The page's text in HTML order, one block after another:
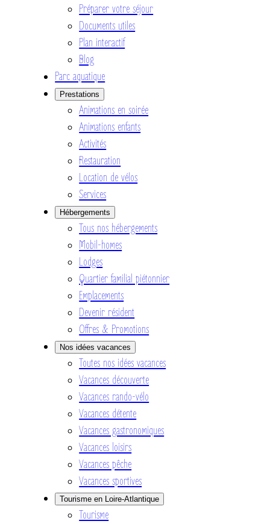
Préparer votre séjour
Documents utiles
Plan interactif
Blog
Parc aquatique
Prestations
Animations en soirée
Animations enfants
Activités
Restauration
Location de vélos
Services
Hébergements
Tous nos hébergements
Mobil-homes
Lodges
Quartier familial piétonnier
Emplacements
Devenir résident
Offres & Promotions
Nos idées vacances
Toutes nos idées vacances
Vacances découverte
Vacances rando-vélo
Vacances détente
Vacances gastronomiques
Vacances loisirs
Vacances pêche
Vacances sportives
Tourisme en Loire-Atlantique
Tourisme